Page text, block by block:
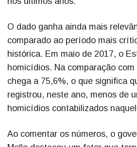
O dado ganha ainda mais
comparado ao período mais
histórica. Em maio de 2017, o
homicídios. Na comparação
chega a 75,6%, o que significa
registrou, neste ano, menos de
homicídios contabilizados
Ao comentar os números, o